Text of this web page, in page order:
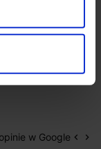
w Google keyboard_arrow_left keyboard_arrow_right